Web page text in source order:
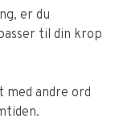
er du
til din krop
med andre ord